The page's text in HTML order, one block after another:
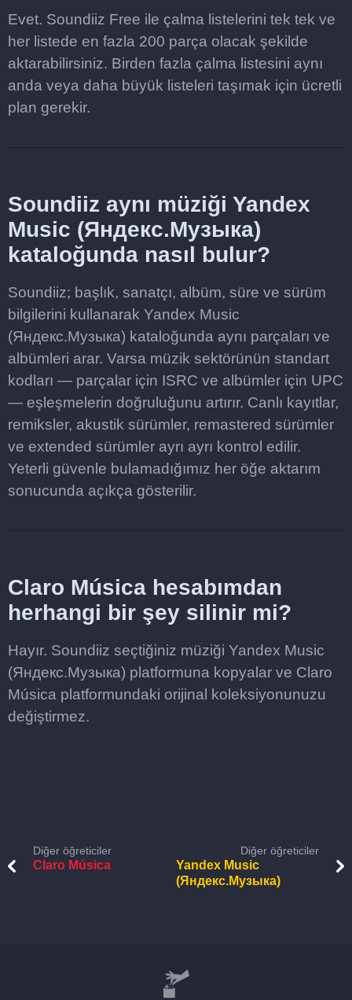
Evet. Soundiiz Free ile çalma listelerini tek tek ve
her listede en fazla 200 parça olacak şekilde
aktarabilirsiniz. Birden fazla çalma listesini aynı
anda veya daha büyük listeleri taşımak için ücretli
plan gerekir.
Soundiiz aynı müziği Yandex
Music (Яндекс.Музыка)
kataloğunda nasıl bulur?
Soundiiz; başlık, sanatçı, albüm, süre ve sürüm
bilgilerini kullanarak Yandex Music
(Яндекс.Музыка) kataloğunda aynı parçaları ve
albümleri arar. Varsa müzik sektörünün standart
kodları — parçalar için ISRC ve albümler için UPC
— eşleşmelerin doğruluğunu artırır. Canlı kayıtlar,
remiksler, akustik sürümler, remastered sürümler
ve extended sürümler ayrı ayrı kontrol edilir.
Yeterli güvenle bulamadığımız her öğe aktarım
sonucunda açıkça gösterilir.
Claro Música hesabımdan
herhangi bir şey silinir mi?
Hayır. Soundiiz seçtiğiniz müziği Yandex Music
(Яндекс.Музыка) platformuna kopyalar ve Claro
Música platformundaki orijinal koleksiyonunuzu
değiştirmez.
Diğer öğreticiler
Claro Música
Diğer öğreticiler
Yandex Music
(Яндекс.Музыка)